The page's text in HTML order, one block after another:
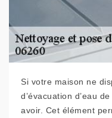
Si votre maison ne
d’évacuation d’eau
avoir. Cet élément